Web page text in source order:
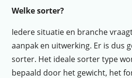
Welke sorter?
Iedere situatie en branche
aanpak en uitwerking. Er is dus
sorter. Het ideale sorter type
bepaald door het gewicht, het